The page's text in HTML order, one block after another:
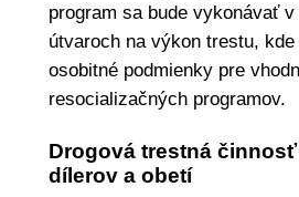
program sa bude vykonávať
útvaroch na výkon trestu,
osobitné podmienky pre
resocializačných programov.
Drogová trestná
dílerov a obetí